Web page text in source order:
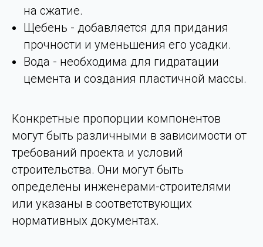
на сжатие.
Щебень - добавляется для придания
прочности и уменьшения его усадки.
Вода - необходима для гидратации
цемента и создания пластичной массы.
Конкретные пропорции компонентов
могут быть различными в зависимости от
требований проекта и условий
строительства. Они могут быть
определены инженерами-строителями
или указаны в соответствующих
нормативных документах.